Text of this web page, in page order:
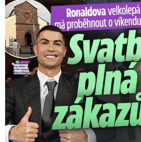
Ronaldova velkolepá veselka na